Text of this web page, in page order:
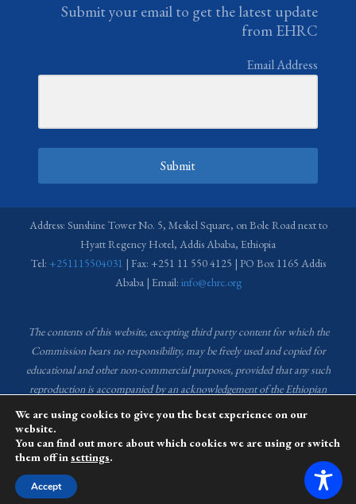
Submit your email to get the latest update
from EHRC
Email Address
Submit
Address: Sunshine Tower No. 5, Meskel Square, on Bole Road next to
Hyatt Regency Hotel, Addis Ababa, Ethiopia
Tel: +251115504031 | Fax: +251 11 550 4125 | PO Box 1165 Addis
Ababa | Email: info@ehrc.org
The contents of this website, excepting third party content for which the
Commission bears no responsibility,may be freely used and copied for
educational and other non-commercial purposes, provided that any such
reproduction is accompanied by an acknowledgement of the Ethiopian
Human Rights Commission (EHRC). Source of images used in the content
of this website: EHRC Media and Communications Department Archive
and Creative Common License.
This website is managed by the Media and Communications team of the
Ethiopian Human Rights Commission (EHRC).
We are using cookies to give you the best experience on our
website.
You can find out more about which cookies we are using or switch
them off insettings.
Accept